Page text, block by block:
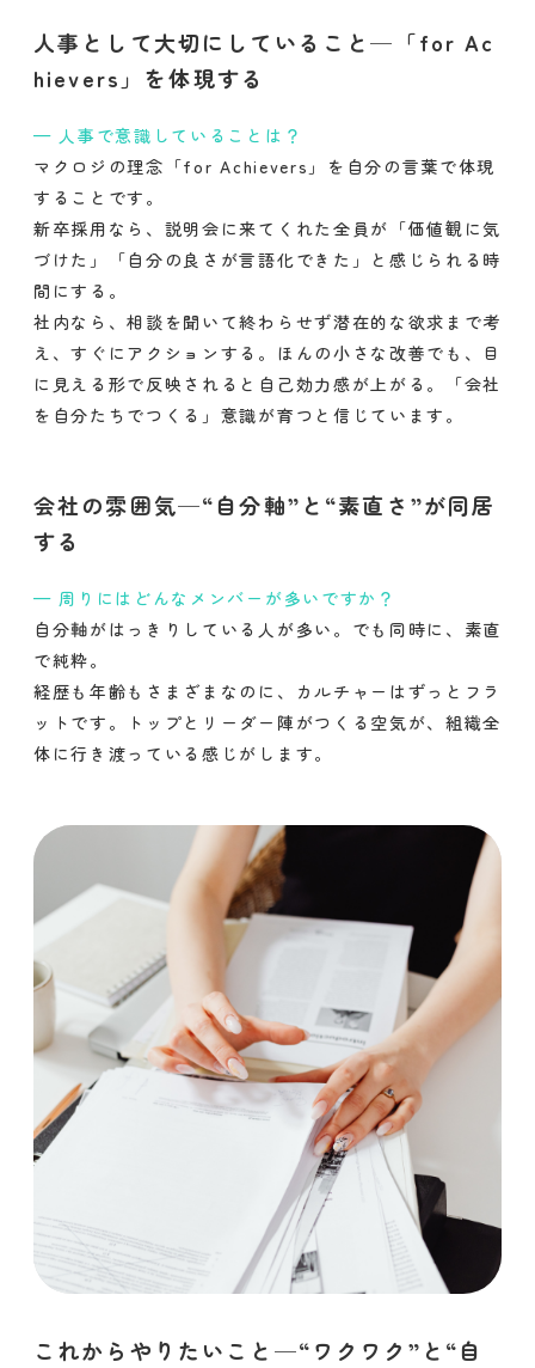
人事として大切にしていること─「for Ac
hievers」を体現する
人事で意識していることは？
マクロジの理念「for Achievers」を自分の言葉で体現
することです。
新卒採用なら、説明会に来てくれた全員が「価値観に気
づけた」「自分の良さが言語化できた」と感じられる時
間にする。
社内なら、相談を聞いて終わらせず潜在的な欲求まで考
え、すぐにアクションする。ほんの小さな改善でも、目
に見える形で反映されると自己効力感が上がる。「会社
を自分たちでつくる」意識が育つと信じています。
会社の雰囲気─“自分軸”と“素直さ”が同居
する
周りにはどんなメンバーが多いですか？
自分軸がはっきりしている人が多い。でも同時に、素直
で純粋。
経歴も年齢もさまざまなのに、カルチャーはずっとフラ
ットです。トップとリーダー陣がつくる空気が、組織全
体に行き渡っている感じがします。
これからやりたいこと─“ワクワク”と“自